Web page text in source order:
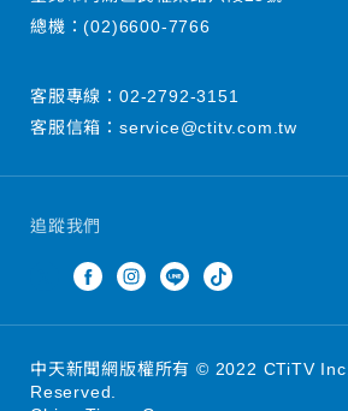
追蹤我們
總機：(02)6600-7766
客服專線： 02-2792-3151
客服信箱： service@ctitv.com.tw
中天新聞網版權所有 © 2022 CTiTV
Reserved.